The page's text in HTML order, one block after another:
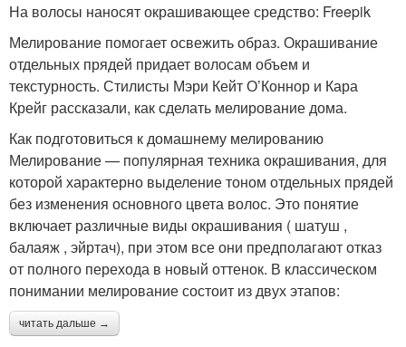
На волосы наносят окрашивающее средство: Freepik
Мелирование помогает освежить образ. Окрашивание
отдельных прядей придает волосам объем и
текстурность. Стилисты Мэри Кейт О’Коннор и Кара
Крейг рассказали, как сделать мелирование дома.
Как подготовиться к домашнему мелированию
Мелирование — популярная техника окрашивания, для
которой характерно выделение тоном отдельных прядей
без изменения основного цвета волос. Это понятие
включает различные виды окрашивания ( шатуш ,
балаяж , эйртач), при этом все они предполагают отказ
от полного перехода в новый оттенок. В классическом
понимании мелирование состоит из двух этапов:
читать дальше →